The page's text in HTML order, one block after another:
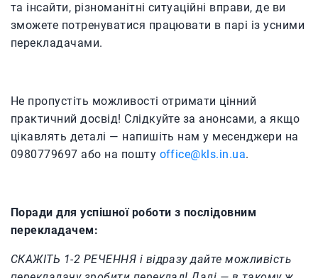
та інсайти, різноманітні ситуаційні вправи, де ви
зможете потренуватися працювати в парі із усними
перекладачами.
Не пропустіть можливості отримати цінний
практичний досвід! Слідкуйте за анонсами, а якщо
цікавлять деталі — напишіть нам у месенджери на
0980779697 або на пошту office@kls.in.ua.
Поради для успішної роботи з послідовним
перекладачем:
СКАЖІТЬ 1-2 РЕЧЕННЯ і відразу дайте можливість